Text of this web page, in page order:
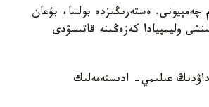
چەمپيونى. ەستەرىڭىزدە بولسا، بۇعان
وليمپيادا كەزەڭىنە قاتىسۋدى
عىلىمي- ادىستەمەلىك